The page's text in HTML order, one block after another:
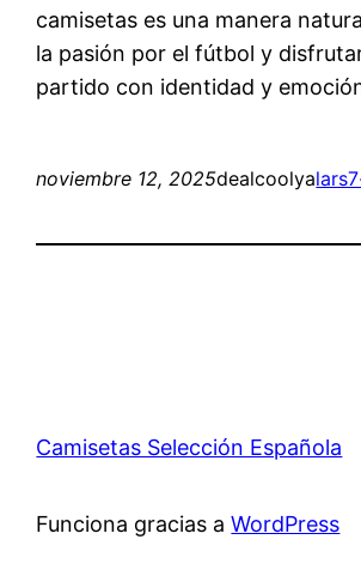
camisetas es una manera
la pasión por el fútbol y
partido con identidad y
noviembre 12, 2025dealcoolya
Camisetas Selección Española
Funciona gracias aWordPress